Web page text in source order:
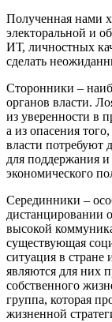
Полученная нами
электоральной и
ИТ, личностных
сделать
Сторонники –
органов власти.
из уверенности в
а из опасения
власти потребуют
для поддержания и
экономического
Серединники –
дистанцировании
высокой
существующая
ситуация в стране
являются для них
собственного
группа, которая
жизненной